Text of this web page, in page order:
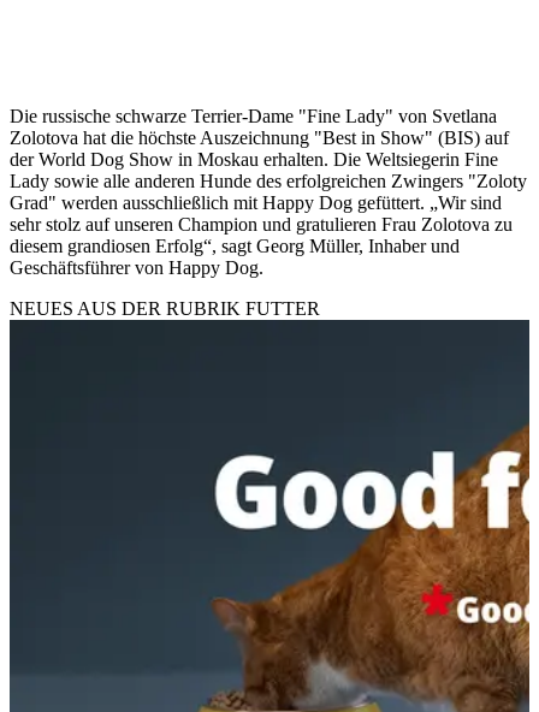
Die russische schwarze Terrier-Dame "Fine Lady" von Svetlana
Zolotova hat die höchste Auszeichnung "Best in Show" (BIS) auf
der World Dog Show in Moskau erhalten. Die Weltsiegerin Fine
Lady sowie alle anderen Hunde des erfolgreichen Zwingers "Zoloty
Grad" werden ausschließlich mit Happy Dog gefüttert. „Wir sind
sehr stolz auf unseren Champion und gratulieren Frau Zolotova zu
diesem grandiosen Erfolg“, sagt Georg Müller, Inhaber und
Geschäftsführer von Happy Dog.
NEUES AUS DER RUBRIK FUTTER